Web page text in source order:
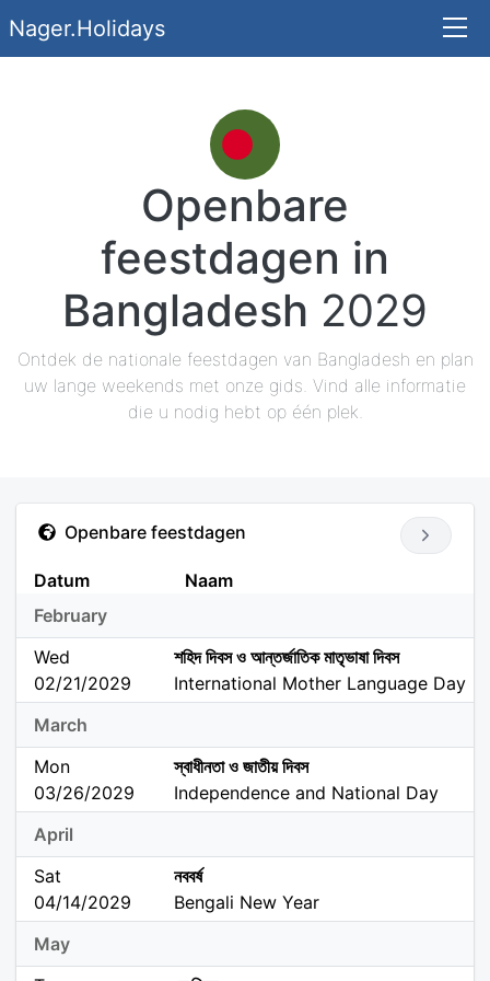
Nager.Holidays
Openbare
feestdagen in
Bangladesh 2029
Ontdek de nationale feestdagen van Bangladesh en plan
uw lange weekends met onze gids. Vind alle informatie
die u nodig hebt op één plek.
Openbare feestdagen
Datum
Naam
February
Wed
02/21/2029
শহিদ দিবস ও আন্তর্জাতিক মাতৃভাষা দিবস
International Mother Language Day
March
Mon
03/26/2029
স্বাধীনতা ও জাতীয় দিবস
Independence and National Day
April
Sat
04/14/2029
নববর্ষ
Bengali New Year
May